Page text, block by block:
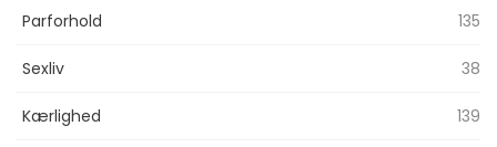
Parforhold 135
Sexliv 38
Kærlighed 139